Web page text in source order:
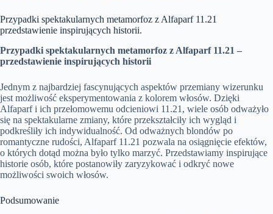
Przypadki spektakularnych metamorfoz z Alfaparf 11.21
przedstawienie inspirujących historii.
Przypadki spektakularnych metamorfoz z Alfaparf 11.21 –
przedstawienie inspirujących historii
Jednym z najbardziej fascynujących aspektów przemiany wizerunku
jest możliwość eksperymentowania z kolorem włosów. Dzięki
Alfaparf i ich przełomowemu odcieniowi 11.21, wiele osób odważyło
się na spektakularne zmiany, które przekształciły ich wygląd i
podkreśliły ich indywidualność. Od odważnych blondów po
romantyczne rudości, Alfaparf 11.21 pozwala na osiągnięcie efektów,
o których dotąd można było tylko marzyć. Przedstawiamy inspirujące
historie osób, które postanowiły zaryzykować i odkryć nowe
możliwości swoich włosów.
Podsumowanie